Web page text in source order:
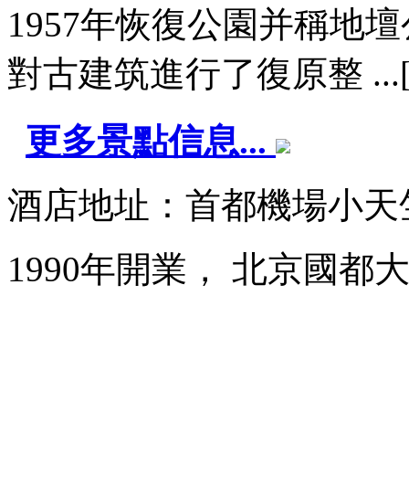
1957年恢復公園并稱地
對古建筑進行了復原整
更多景點信息...
酒店地址：首都機場小
1990年開業， 北京國